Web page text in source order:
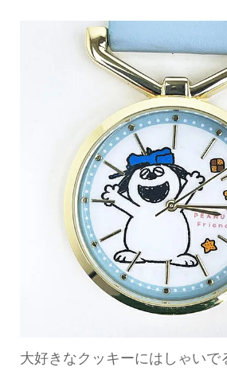
大好きなクッキーにはしゃいで